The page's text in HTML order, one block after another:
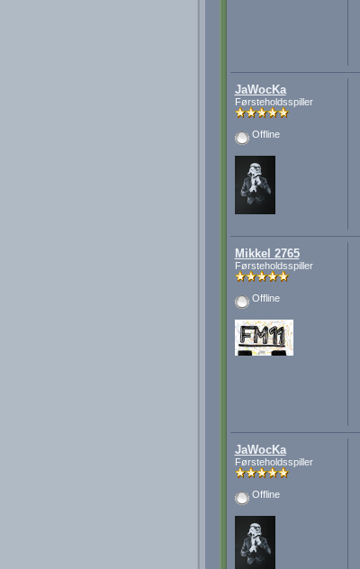
JaWocKa
Førsteholdsspiller
Offline
Mikkel 2765
Førsteholdsspiller
Offline
JaWocKa
Førsteholdsspiller
Offline